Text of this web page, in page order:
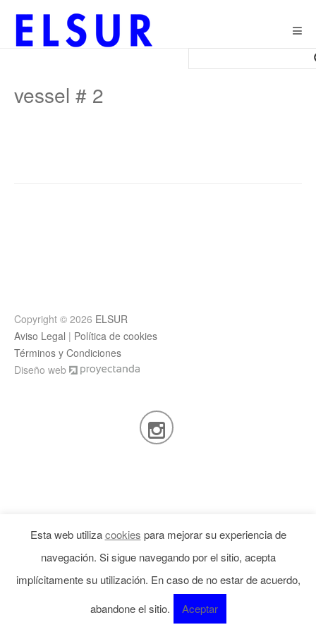
vessel # 2
Copyright © 2026 ELSUR
Aviso Legal | Política de cookies
Términos y Condiciones
Diseño web
Esta web utilizacookies para mejorar su experiencia de
navegación. Si sigue navegando por el sitio, acepta
implícitamente su utilización. En caso de no estar de acuerdo,
abandone el sitio.
Aceptar